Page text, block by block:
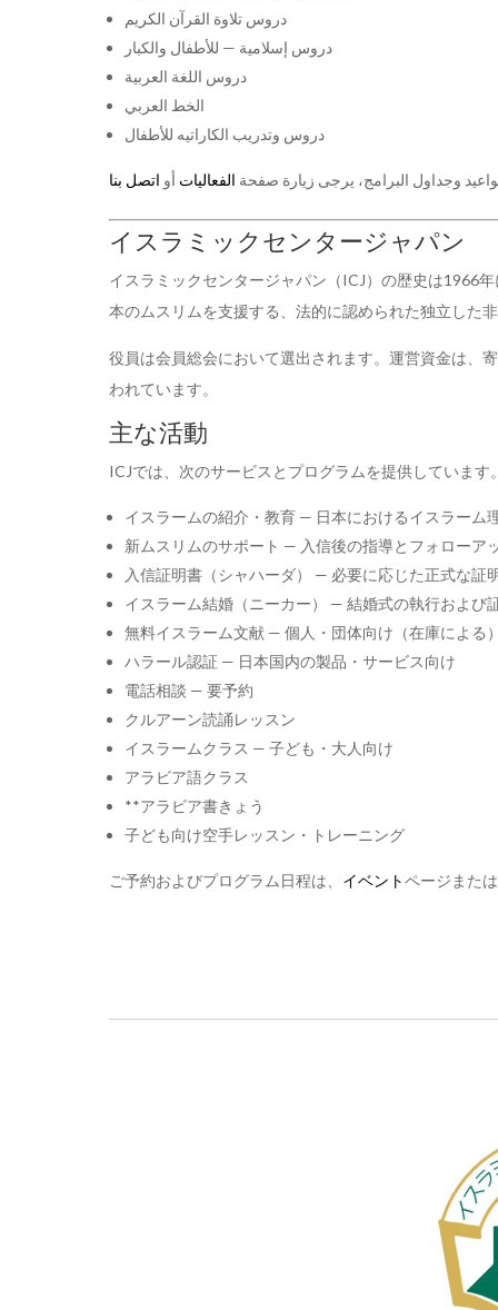
دروس تلاوة القرآن الكريم
دروس إسلامية — للأطفال والكبار
دروس اللغة العربية
الخط العربي
دروس وتدريب الكاراتيه للأطفال
وجداول البرامج، يرجى زيارة صفحة الفعاليات أو اتصل بنا
イスラミックセンタージャパン
イスラミックセンタージャパン （ICJ）の歴史は1966年
本のムスリムを支援する、法的に認められた独立した
役員は会員総会において選出されます。運営資金は、
われています。
主な活動
ICJでは、次のサービスとプログラムを提供しています
イスラームの紹介・教育 — 日本におけるイスラーム
新ムスリムのサポート — 入信後の指導とフォローア
入信証明書（シャハーダ）
— 必要に応じた正式な証
イスラーム結婚（ニーカー）
— 結婚式の執行および
無料イスラーム文献 — 個人・団体向け（在庫による
ハラール認証 — 日本国内の製品・サービス向け
電話相談 — 要予約
クルアーン読誦レッスン
イスラームクラス — 子ども・大人向け
アラビア語クラス
**アラビア書きょう
子ども向け空手レッスン・トレーニング
ご予約およびプログラム日程は、 イベントページまたは